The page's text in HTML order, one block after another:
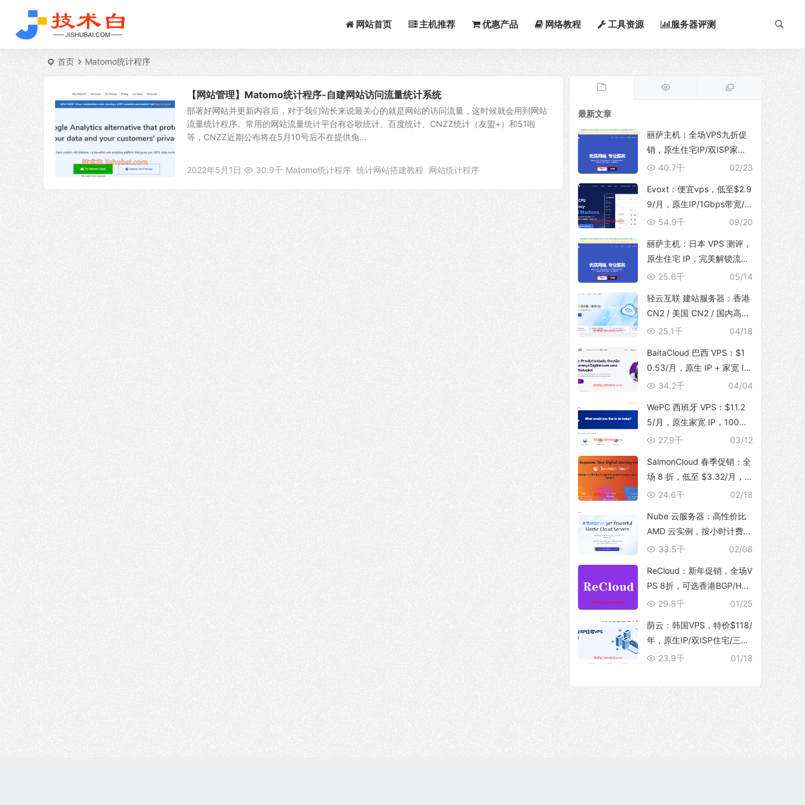
网站首页 主机推荐 优惠产品 网络教程 工具资源 服务器评测
首页 Matomo统计程序
【网站管理】Matomo统计程序-自建网站访问流量统计系统
部署好网站并更新内容后，对于我们站长来说最关心的就是网站的访问流量，这时候就会用到网站
流量统计程序。常用的网站流量统计平台有谷歌统计、百度统计、CNZZ统计（友盟+）和51啦
等，CNZZ近期公布将在5月10号后不在提供免...
2022年5月1日 30.9千 Matomo统计程序 统计网站搭建教程 网站统计程序
最新文章
丽萨主机：全场VPS九折促
销，原生住宅IP/双ISP家
宽，支持TikTok运营、解锁
务
02/23
40.7千
Evoxt：便宜vps，低至$2.9
9/月，原生IP/1Gbps带宽/
支持新增多个IP地址，可选
印尼/马来西亚/美国/德国/英
国/波兰等地区
09/20
54.9千
丽萨主机：日本 VPS 测评，
原生住宅 IP，完美解锁流媒
体，支持 TikTok 运营，129
05/14
25.6千
轻云互联 建站服务器：香港
CN2 / 美国 CN2 / 国内高防
BGP，无限流量，建站首选
04/18
25.1千
BaitaCloud 巴西 VPS：$1
0.53/月，原生 IP + 家宽 IS
P，100Mbps 无限流量04/04
34.2千
WePC 西班牙 VPS：$11.2
5/月，原生家宽 IP，100Mb
ps 带宽，1T 流量，支持 Tik
03/12
27.9千
SalmonCloud 春季促销：全
场 8 折，低至 $3.32/月，
高性能 CPU + 10Gbps 大带
区
02/18
24.6千
Nube 云服务器：高性价比
AMD 云实例，按小时计费，
10Gbps 大带宽，解锁流媒
02/08
33.5千
ReCloud：新年促销，全场V
PS 8折，可选香港BGP/HG
C、台湾TFN/Hinet家宽、马
01/25
29.8千
荫云：韩国VPS，特价$118/
年，原生IP/双ISP住宅/三网
优化直连/250M带宽@5T流
01/18
23.9千